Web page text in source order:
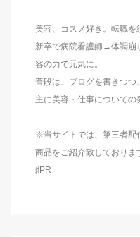
美容、コスメ好き。転職を
新卒で病院看護師→体調
容の力で元気に。
普段は、ブログを書きつつ
主に美容・仕事についての
※当サイトでは、第三者配
商品をご紹介致しておりま
♯PR